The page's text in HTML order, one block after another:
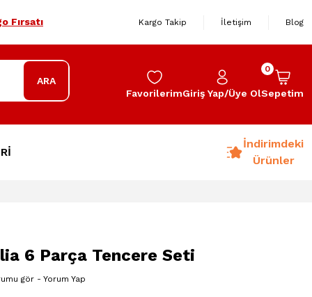
Fırsatı Kargo Takip İletişim Blog
ARA
FavorilerimGiriş Yap/Üye OlSepetim
0
İndirimdeki
Ürünler
6 Parça Tencere Seti
gör - Yorum Yap